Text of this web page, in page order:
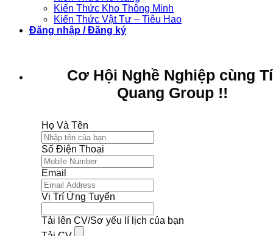
Kiến Thức Kho Thông Minh
Kiến Thức Vật Tư – Tiêu Hao
Đăng nhập / Đăng ký
Cơ Hội Nghề Nghiệp cùng
Quang Group !!
Họ Và Tên
Số Điện Thoại
Email
Vị Trí Ứng Tuyển
Tải lên CV/Sơ yếu lí lịch của bạn